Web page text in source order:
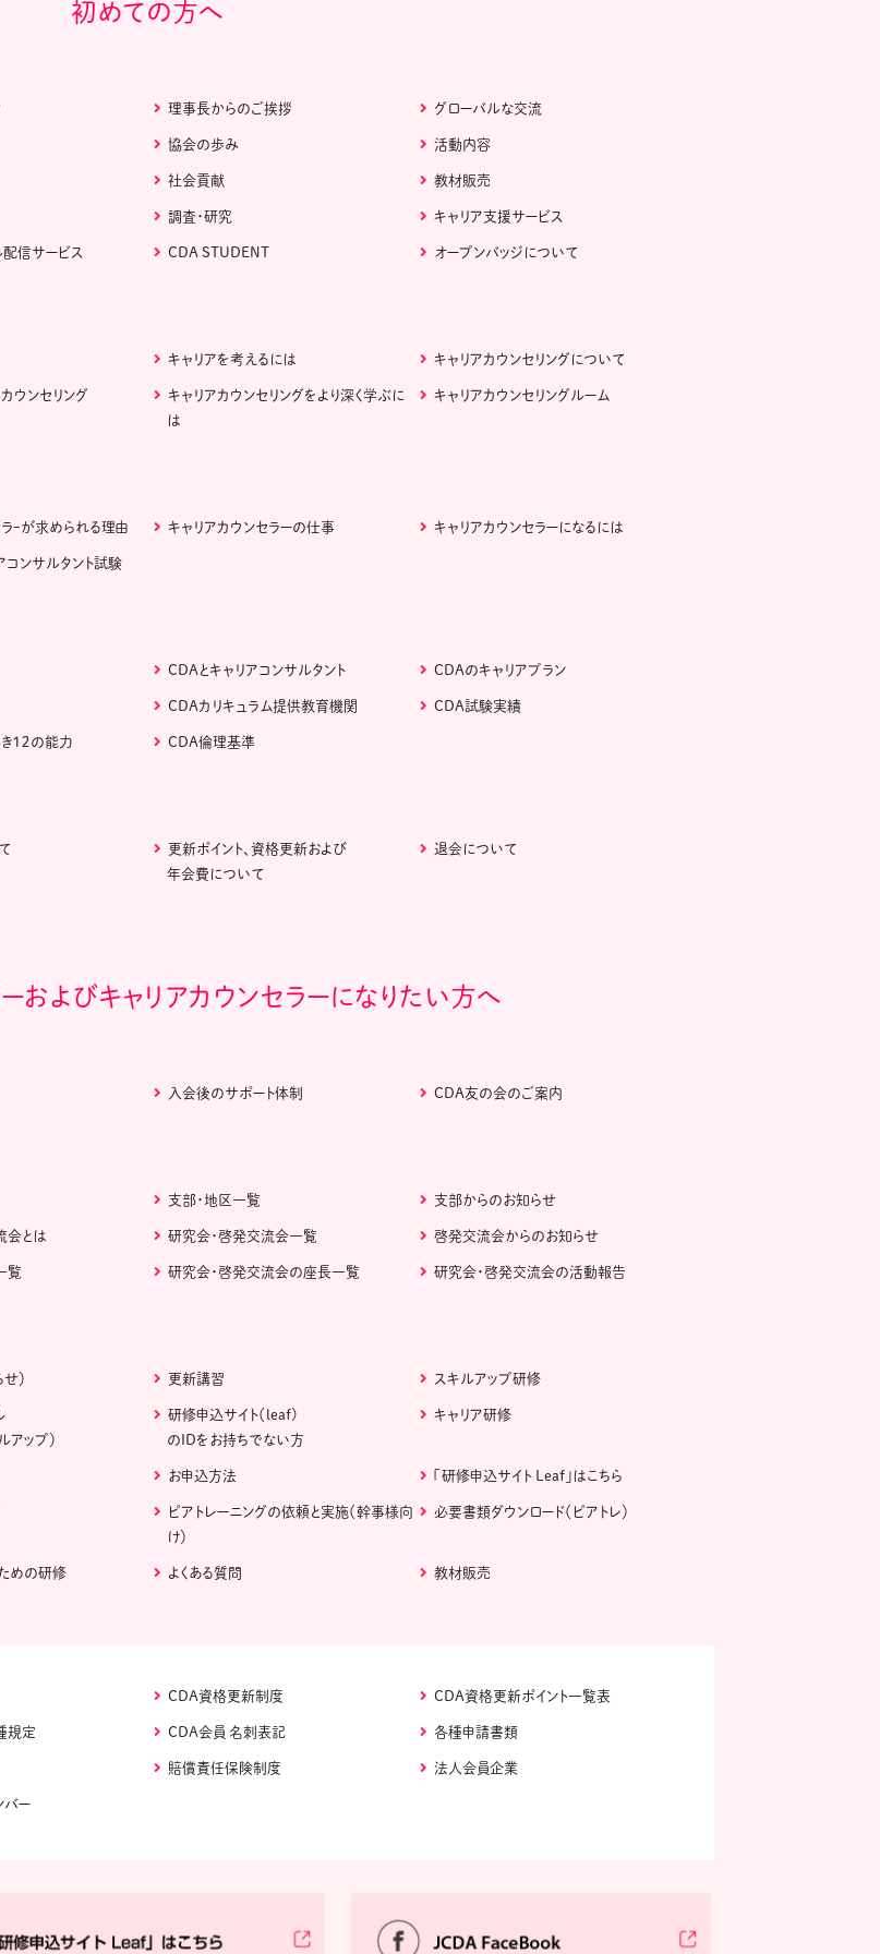
初めての方へ
理事長からのご挨拶 グローバルな交流
協会の歩み 活動内容
社会貢献 教材販売
調査・研究 キャリア支援サービス
配信サービス CDA STUDENT オープンバッジについて
キャリアを考えるには キャリアカウンセリングについて
ウンセリング
キャリアカウンセリングをより深く学ぶに
は
キャリアカウンセリングルーム
ｰが求められる理由 キャリアカウンセラーの仕事 キャリアカウンセラーになるには
コンサルタント試験
CDAとキャリアコンサルタント CDAのキャリアプラン
CDAカリキュラム提供教育機関 CDA試験実績
１２の能力 CDA倫理基準
更新ポイント、資格更新および
年会費について
退会について
およびキャリアカウンセラーになりたい方へ
入会後のサポート体制 CDA友の会のご案内
支部・地区一覧 支部からのお知らせ
会とは 研究会・啓発交流会一覧 啓発交流会からのお知らせ
覧 研究会・啓発交流会の座長一覧 研究会・啓発交流会の活動報告
） 更新講習 スキルアップ研修
アップ）
研修申込サイト（leaf)
のIDをお持ちでない方
キャリア研修
お申込方法 「研修申込サイト Leaf」はこちら
ピアトレーニングの依頼と実施（幹事様向
け）
必要書類ダウンロード（ピアトレ）
めの研修 よくある質問 教材販売
CDA資格更新制度 CDA資格更新ポイント一覧表
規定 CDA会員 名刺表記 各種申請書類
賠償責任保険制度 法人会員企業
バー